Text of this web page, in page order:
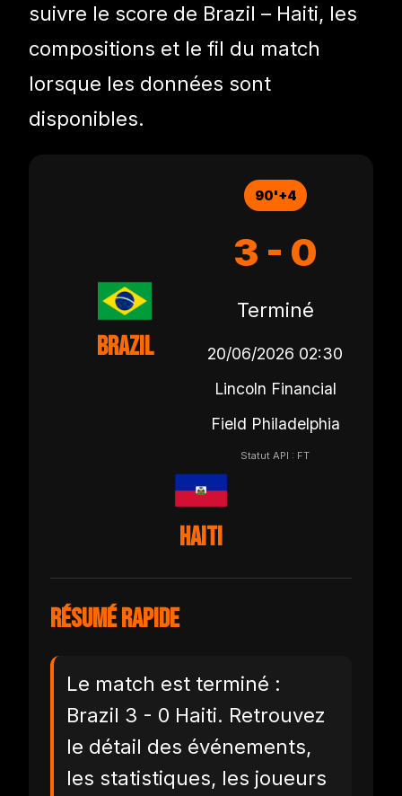
suivre le score de Brazil – Haiti, les
compositions et le fil du match
lorsque les données sont
disponibles.
Brazil
90'+4
3 - 0
Terminé
20/06/2026 02:30
Lincoln Financial
Field Philadelphia
Statut API : FT
Haiti
Résumé rapide
Le match est terminé :
Brazil 3 - 0 Haiti. Retrouvez
le détail des événements,
les statistiques, les joueurs